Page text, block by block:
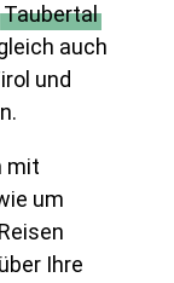
Taubertal
auch
und
mit
um
Ihre